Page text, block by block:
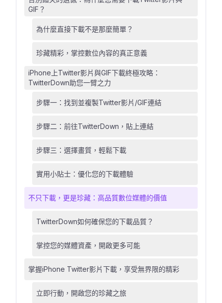
GIF？
為什麼直接下載不是那麼簡單？
珍藏精彩，掌控數位內容的真正意義
iPhone上Twitter影片與GIF下載終極攻略：
TwitterDown助您一臂之力
步驟一：找到並複製Twitter影片/GIF連結
步驟二：前往TwitterDown，貼上連結
步驟三：選擇畫質，輕鬆下載
實用小貼士：優化您的下載體驗
不只下載，更是珍藏：高品質數位媒體的價值
TwitterDown如何確保您的下載品質？
掌控您的媒體資產，開啟更多可能
掌握iPhone Twitter影片下載，享受無界限的精彩
立即行動，開啟您的珍藏之旅